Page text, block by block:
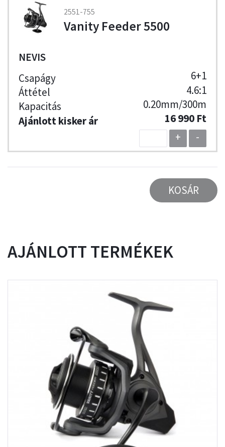
2551-755
Vanity Feeder 5500
NEVIS
6+1
4.6:1
0.20mm/300m
16 990 Ft
+
-
KOSÁR
AJÁNLOTT TERMÉKEK